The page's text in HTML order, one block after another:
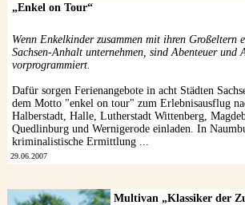
„Enkel on Tour“
Wenn Enkelkinder zusammen mit ihren Großeltern
Sachsen-Anhalt unternehmen, sind Abenteuer und
vorprogrammiert.
Dafür sorgen Ferienangebote in acht Städten
dem Motto "enkel on tour" zum Erlebnisausflug
Halberstadt, Halle, Lutherstadt Wittenberg,
Quedlinburg und Wernigerode einladen. In
kriminalistische Ermittlung ...
29.06.2007
Multivan „Klassiker der